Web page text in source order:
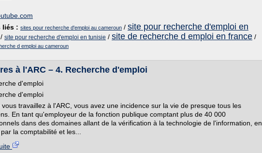
liés : sites pour recherche d'emploi au cameroun / site pour recherche d'emploi en
/ site pour recherche d'emploi en tunisie / site de recherche d emploi en france /
d emploi au cameroun
à l'ARC – 4. Recherche d'emploi
d'emploi
d'emploi
vous travaillez à l'ARC, vous avez une incidence sur la vie de presque tous les
En tant qu'employeur de la fonction publique comptant plus de 40 000
dans des domaines allant de la vérification à la technologie de l'information, en
la comptabilité et les...